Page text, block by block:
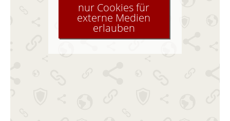
nur Cookies für
externe Medien
erlauben